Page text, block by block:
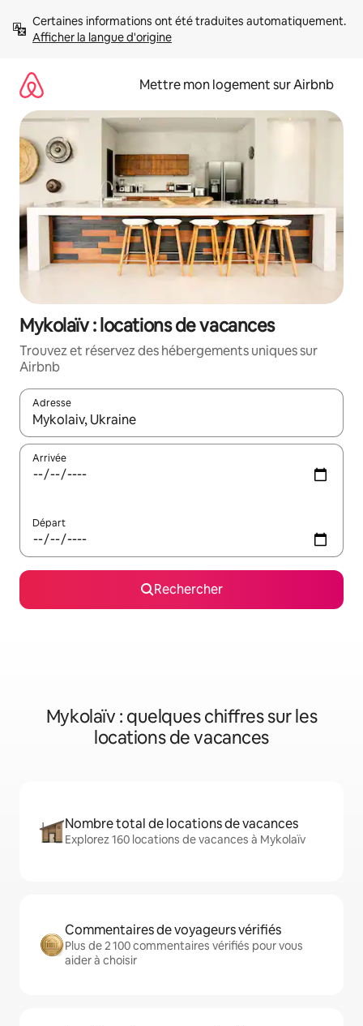
directement
Afficher la langue d'origine
Mettre mon logement sur Airbnb
Mykolaïv : locations de vacances
Trouvez et réservez des hébergements uniques sur
Airbnb
Adresse
Lorsque les résultats s'affichent, utilisez les flèches vers le
Arrivée
Départ
Rechercher
Mykolaïv : quelques chiffres sur les
locations de vacances
Nombre total de locations de vacances
Explorez 160 locations de vacances à Mykolaïv
Commentaires de voyageurs vérifiés
Plus de 2 100 commentaires vérifiés pour vous
aider à choisir